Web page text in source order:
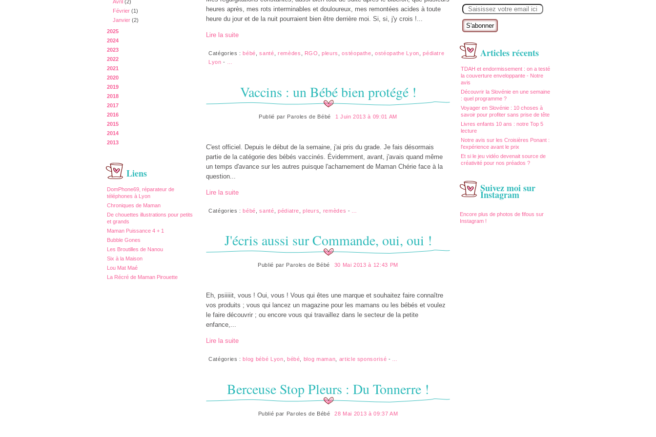
Avril (2)
Février (1)
Janvier (2)
2025
2024
2023
2022
2021
2020
2019
2018
2017
2016
2015
2014
2013
Liens
DomPhone69, réparateur de
téléphones à Lyon
Chroniques de Maman
De chouettes illustrations pour petits
et grands
Maman Puissance 4 + 1
Bubble Gones
Les Broutilles de Nanou
Six à la Maison
Lou Mat Maé
La Récré de Maman Pirouette
m
Articles récents
TDAH et endormissement : on a testé
la couverture enveloppante - Notre
avis
Découvrir la Slovénie en une semaine
: quel programme ?
Voyager en Slovénie : 10 choses à
savoir pour profiter sans prise de tête
Livres enfants 10 ans : notre Top 5
lecture
Notre avis sur les Croisières Ponant :
l'expérience avant le prix
Et si le jeu vidéo devenait source de
créativité pour nos préados ?
Suivez moi sur
Instagram
Encore plus de photos de fifous sur
Instagram !
heures après, mes rots interminables et douloureux, mes remontées acides à toute
heure du jour et de la nuit pourraient bien être derrière moi. Si, si, j'y crois !...
Lire la suite
Catégories :bébé ,santé remèdes RGO ,pleurs ,ostéopathe ,ostéopathe Lyon ,pédiatre
Lyon -
Vaccins : un Bébé bien protégé !
Publié par Paroles de Bébé 1 Juin 2013 à 09:01 AM
C'est officiel. Depuis le début de la semaine, j'ai pris du grade. Je fais désormais
partie de la catégorie des bébés vaccinés. Évidemment, avant, j'avais quand même
un temps d'avance sur les autres puisque l'acharnement de Maman Chérie face à la
question...
Lire la suite
Catégories :bébé ,santé pédiatre ,pleurs remèdes -
J'écris aussi sur Commande, oui, oui !
Publié par Paroles de Bébé 30 Mai 2013 à 12:43 PM
Eh, psiiiiit, vous ! Oui, vous ! Vous qui êtes une marque et souhaitez faire connaître
vos produits ; vous qui lancez un magazine pour les mamans ou les bébés et voulez
le faire découvrir ; ou encore vous qui travaillez dans le secteur de la petite
enfance,...
Lire la suite
Catégories : blog bébé Lyon bébé blog maman article sponsorisé -
Berceuse Stop Pleurs : Du Tonnerre !
Publié par Paroles de Bébé 28 Mai 2013 à 09:37 AM